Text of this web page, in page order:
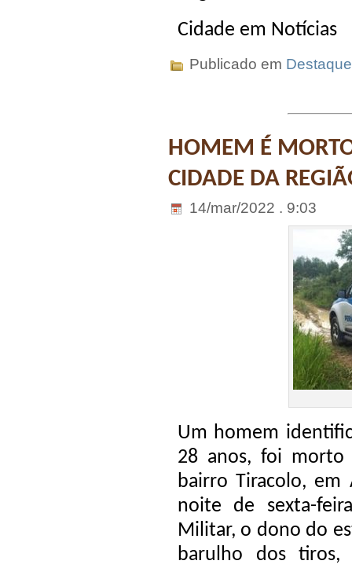
Cidade em Notícias
Publicado em
HOMEM É
CIDADE DA
14/mar/2022 . 9:03
Um homem
28 anos, foi
bairro Tiracolo, em
noite de sexta-
Militar, o dono do
barulho dos